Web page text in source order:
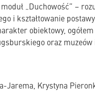
„Duchowość” –
i kształtowanie
obiektowy,
oraz
Jarema, Krystyna